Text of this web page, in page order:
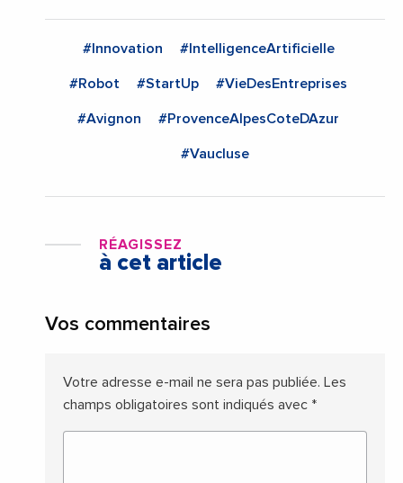
#Innovation #IntelligenceArtificielle
#Robot #StartUp #VieDesEntreprises
#Avignon #ProvenceAlpesCoteDAzur
#Vaucluse
RÉAGISSEZ
à cet article
Vos commentaires
Votre adresse e-mail ne sera pas publiée. Les
champs obligatoires sont indiqués avec *